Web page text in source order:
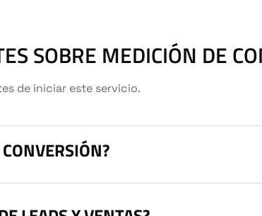
SOBRE MEDICIÓN DE
de iniciar este servicio.